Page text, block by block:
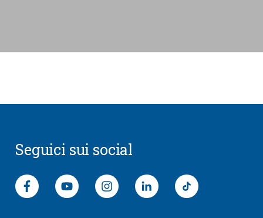
Seguici sui social
Seguici su Facebook
Segui il canale Youtube
Seguici su Instagram
Seguici su LinkedIn